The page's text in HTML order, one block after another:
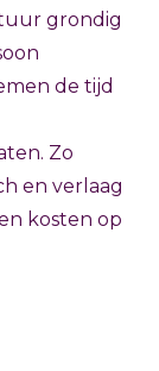
grondig
de tijd
Zo
en verlaag
kosten op